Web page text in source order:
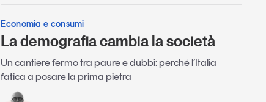
Economia e consumi
La demografia cambia la società
Un cantiere fermo tra paure e dubbi: perché l’Italia
fatica a posare la prima pietra